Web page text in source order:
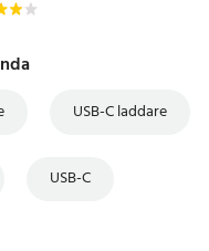
USB-C laddare
USB-C